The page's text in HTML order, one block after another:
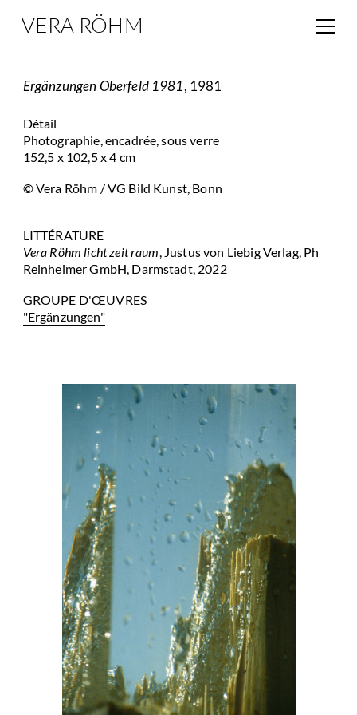
VERA RÖHM
Ergänzungen Oberfeld 1981, 1981
Détail
Photographie, encadrée, sous verre
152,5 x 102,5 x 4 cm
© Vera Röhm / VG Bild Kunst, Bonn
LITTÉRATURE
Vera Röhm licht zeit raum, Justus von Liebig Verlag, Ph
Reinheimer GmbH, Darmstadt, 2022
GROUPE D'ŒUVRES
"Ergänzungen"